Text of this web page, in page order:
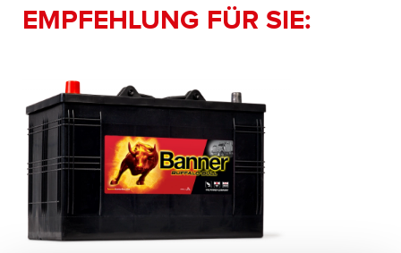
EMPFEHLUNG FÜR SIE: